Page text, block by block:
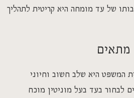
של עד מומחה היא קריטית לתהליך
המשפט היא שלב חשוב וחיוני
לבחור בעד בעל מוניטין מוכח